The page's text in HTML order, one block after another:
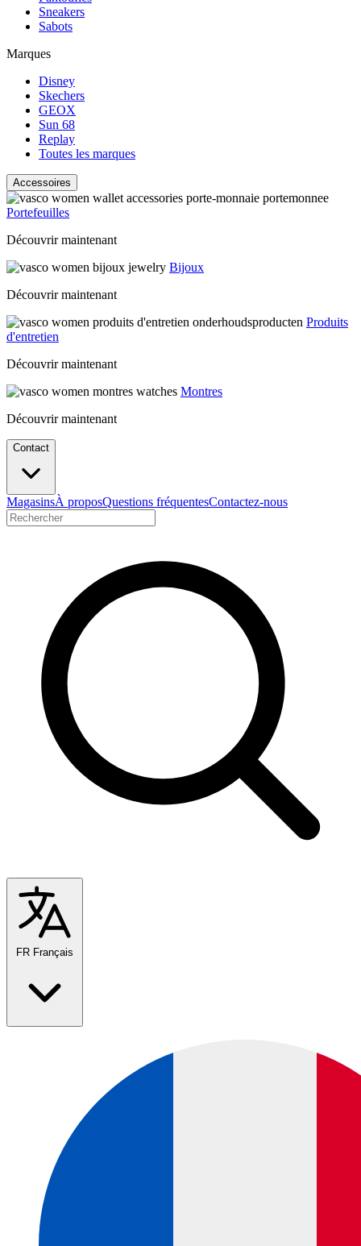
Sneakers
Sabots
Marques
Disney
Skechers
GEOX
Sun 68
Replay
Toutes les marques
Accessoires
Portefeuilles
Découvrir maintenant
Bijoux
Découvrir maintenant
Produits
d'entretien
Découvrir maintenant
Montres
Découvrir maintenant
Contact
MagasinsÀ proposQuestions fréquentesContactez-nous
FR Français